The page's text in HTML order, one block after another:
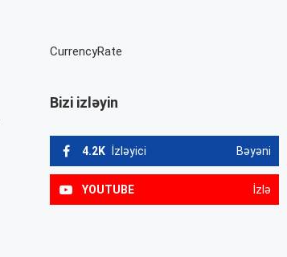
CurrencyRate
Bizi izləyin
4.2K İzləyici Bəyəni
YOUTUBE İzlə